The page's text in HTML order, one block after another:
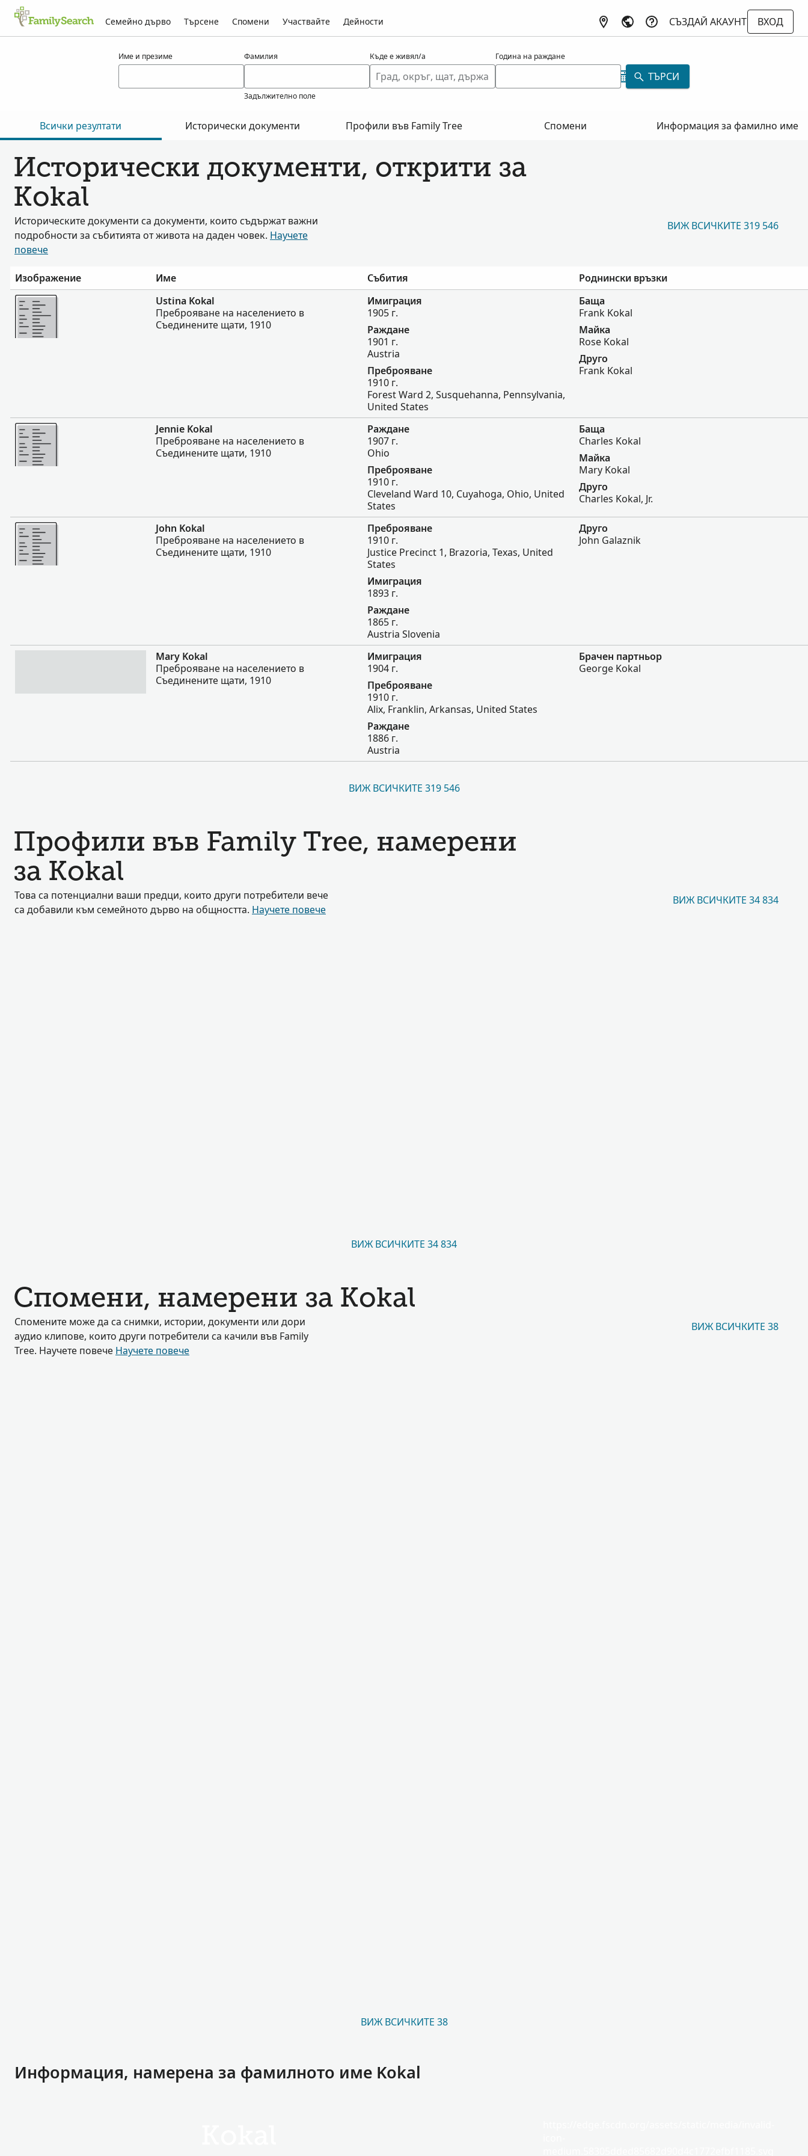
Семейно дърво Търсене Спомени Участвайте Дейности СЪЗДАЙ АКАУНТ
ВХОД
Име и презиме Фамилия
Задължително поле
Къде е живял/а Година на раждане
ТЪРСИ
Всички резултати Исторически документи Профили във Family Tree Спомени Информация за фамилно име
Исторически документи, открити за
Kokal
Историческите документи са документи, които съдържат важни
подробности за събитията от живота на даден човек. Научете
повече
ВИЖ ВСИЧКИТЕ 319 546
Изображение Име Събития
Роднински връзки
Повече
Ustina Kokal
Преброяване на населението в
Съединените щати, 1910
Имиграция
1905 г.
Раждане
1901 г.
Austria
Преброяване
1910 г.
Forest Ward 2, Susquehanna, Pennsylvania,
United States
Баща
Frank Kokal
Майка
Rose Kokal
Друго
Frank Kokal
Повече
Jennie Kokal
Преброяване на населението в
Съединените щати, 1910
Раждане
1907 г.
Ohio
Преброяване
1910 г.
Cleveland Ward 10, Cuyahoga, Ohio, United
States
Баща
Charles Kokal
Майка
Mary Kokal
Друго
Charles Kokal, Jr.
Повече
John Kokal
Преброяване на населението в
Съединените щати, 1910
Преброяване
1910 г.
Justice Precinct 1, Brazoria, Texas, United
States
Имиграция
1893 г.
Раждане
1865 г.
Austria Slovenia
Друго
John Galaznik
Повече
Mary Kokal
Преброяване на населението в
Съединените щати, 1910
Имиграция
1904 г.
Преброяване
1910 г.
Alix, Franklin, Arkansas, United States
Раждане
1886 г.
Austria
Брачен партньор
George Kokal
ВИЖ ВСИЧКИТЕ 319 546
Профили във Family Tree, намерени
за Kokal
Това са потенциални ваши предци, които други потребители вече
са добавили към семейното дърво на общността. Научете повече
ВИЖ ВСИЧКИТЕ 34 834
ВИЖ ВСИЧКИТЕ 34 834
Спомени, намерени за Kokal
Спомените може да са снимки, истории, документи или дори
аудио клипове, които други потребители са качили във Family
Tree. Научете повече Научете повече
ВИЖ ВСИЧКИТЕ 38
ВИЖ ВСИЧКИТЕ 38
Информация, намерена за фамилното име Kokal